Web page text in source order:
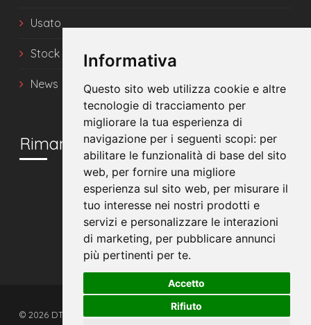
Informativa
Questo sito web utilizza cookie e altre
tecnologie di tracciamento per
migliorare la tua esperienza di
navigazione per i seguenti scopi: per
abilitare le funzionalità di base del sito
web, per fornire una migliore
esperienza sul sito web, per misurare il
tuo interesse nei nostri prodotti e
servizi e personalizzare le interazioni
di marketing, per pubblicare annunci
più pertinenti per te.
Accetto
Rifiuto
Usato
Stock
News
Rimani in contatto
© 2026 DTS srl - Tutti i diritti riservati. - P.IVA 00608510392